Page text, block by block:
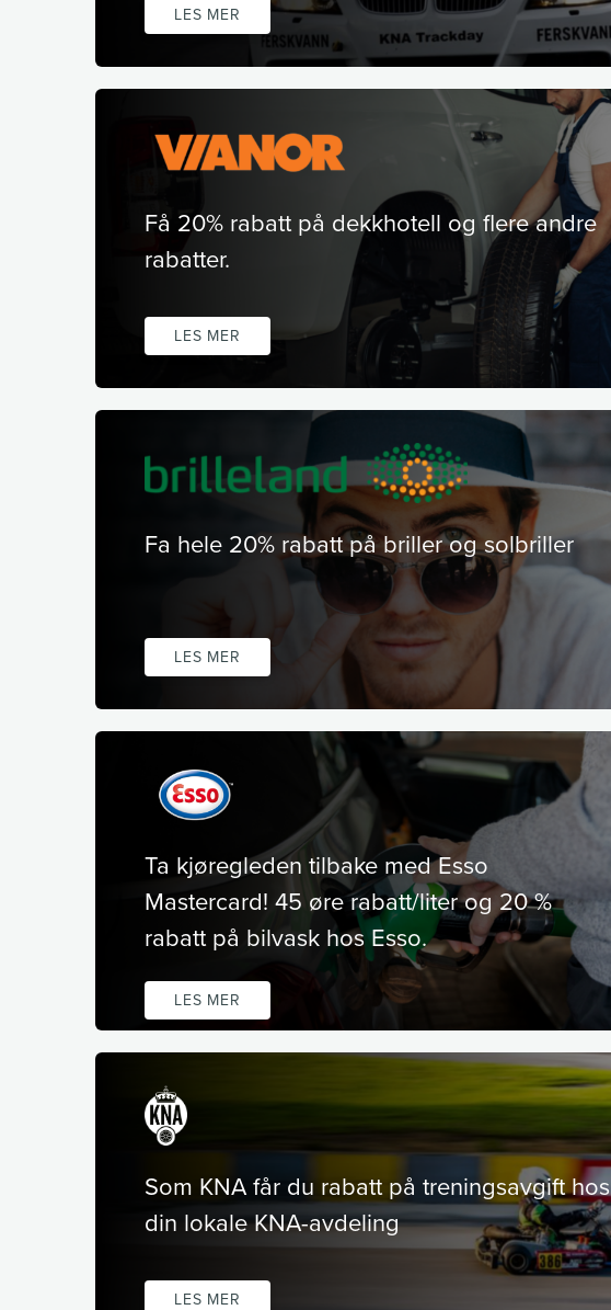
LES MER
Få 20% rabatt på dekkhotell og flere andre
rabatter.
LES MER
Fa hele 20% rabatt på briller og solbriller
LES MER
Ta kjøregleden tilbake med Esso
Mastercard! 45 øre rabatt/liter og 20 %
rabatt på bilvask hos Esso.
LES MER
Som KNA får du rabatt på treningsavgift hos
din lokale KNA-avdeling
LES MER